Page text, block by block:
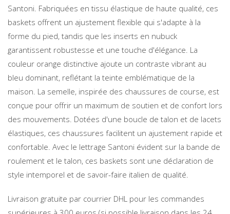
Santoni. Fabriquées en tissu élastique de haute qualité, ces
baskets offrent un ajustement flexible qui s'adapte à la
forme du pied, tandis que les inserts en nubuck
garantissent robustesse et une touche d'élégance. La
couleur orange distinctive ajoute un contraste vibrant au
bleu dominant, reflétant la teinte emblématique de la
maison. La semelle, inspirée des chaussures de course, est
conçue pour offrir un maximum de soutien et de confort lors
des mouvements. Dotées d'une boucle de talon et de lacets
élastiques, ces chaussures facilitent un ajustement rapide et
confortable. Avec le lettrage Santoni évident sur la bande de
roulement et le talon, ces baskets sont une déclaration de
style intemporel et de savoir-faire italien de qualité.
Livraison gratuite par courrier DHL pour les commandes